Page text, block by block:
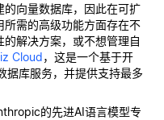
向量数据库，因此在可扩
需的高级功能方面存在不
解决方案，或不想管理自
Cloud，这是一个基于开
据库服务，并提供支持最多
的先进AI语言模型专